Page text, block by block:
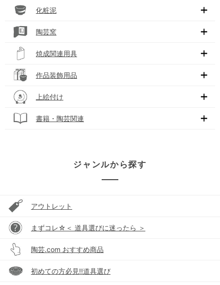
化粧泥
陶芸窯
焼成関連用具
作品装飾用品
上絵付け
書籍・陶芸関連
ジャンルから探す
アウトレット
まずコレ☆＜ 道具選びに迷ったら ＞
陶芸.com おすすめ商品
初めての方必見!!道具選び